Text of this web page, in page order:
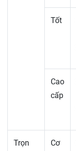
Tốt
Cao
cấp
Trọn
Cơ